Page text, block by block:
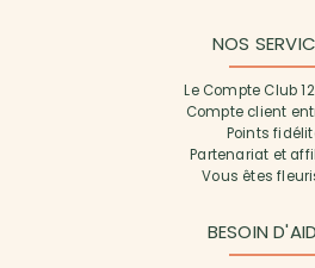
NOS
Le Compte Club
Compte client
Points
Partenariat et
Vous êtes
BESOIN